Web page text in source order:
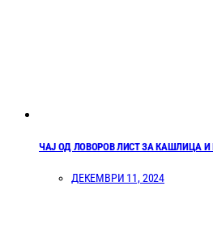
ЧАЈ ОД ЛОВОРОВ ЛИСТ ЗА КАШЛИЦА И
ДЕКЕМВРИ 11, 2024